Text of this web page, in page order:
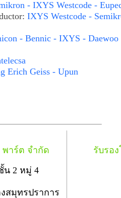
- IXYS Westcode -
IXYS Westcode -
- Bennic - IXYS - Daewoo
Erich Geiss - Upun
พาร์ต จำกัด
น 2 หมู่ 4
สมุทรปราการ
รับรอ